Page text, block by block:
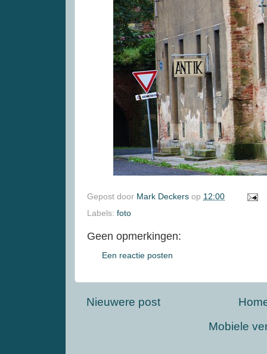
Gepost door Mark Deckers op 12:00
Labels: foto
Geen opmerkingen:
Een reactie posten
Nieuwere post
Mobiele